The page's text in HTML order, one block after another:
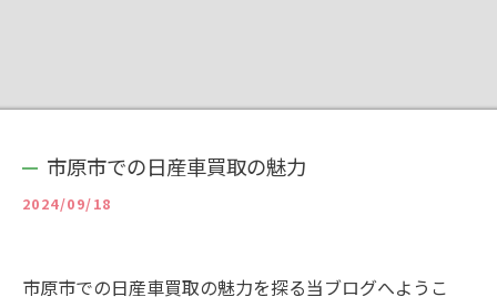
市原市での日産車買取の魅力
2024/09/18
市原市での日産車買取の魅力を探る当ブログへようこ